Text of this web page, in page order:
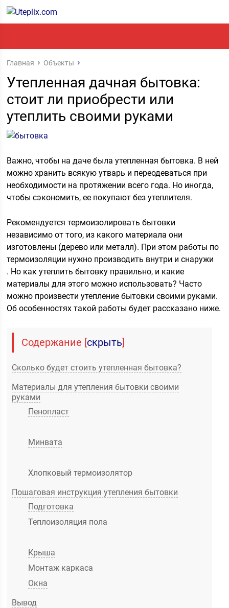
Главная Объекты
Утепленная дачная бытовка:
стоит ли приобрести или
утеплить своими руками
Важно, чтобы на даче была утепленная бытовка. В ней
можно хранить всякую утварь и переодеваться при
необходимости на протяжении всего года. Но иногда,
чтобы сэкономить, ее покупают без утеплителя.
Рекомендуется термоизолировать бытовки
независимо от того, из какого материала они
изготовлены (дерево или металл). При этом работы по
термоизоляции нужно производить внутри и снаружи
. Но как утеплить бытовку правильно, и какие
материалы для этого можно использовать? Часто
можно произвести утепление бытовки своими руками.
Об особенностях такой работы будет рассказано ниже.
Содержание [скрыть]
Сколько будет стоить утепленная бытовка?
Материалы для утепления бытовки своими
руками
Пенопласт
Минвата
Хлопковый термоизолятор
Пошаговая инструкция утепления бытовки
Подготовка
Теплоизоляция пола
Крыша
Монтаж каркаса
Окна
Вывод